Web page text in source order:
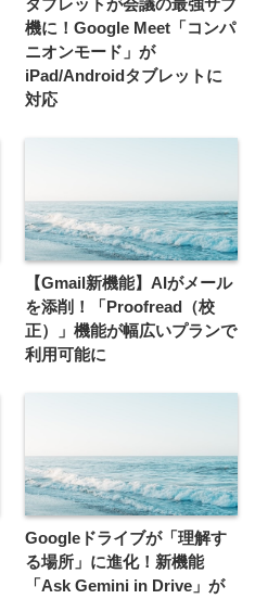
タブレットが会議の最強サブ
機に！Google Meet「コンパ
ニオンモード」が
iPad/Androidタブレットに
対応
【Gmail新機能】AIがメール
を添削！「Proofread（校
正）」機能が幅広いプランで
利用可能に
Googleドライブが「理解す
る場所」に進化！新機能
「Ask Gemini in Drive」が